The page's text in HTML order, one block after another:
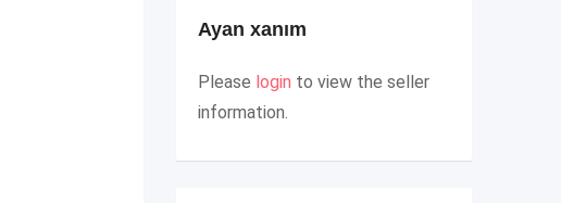
Ayan xanım
Please login to view the seller
information.